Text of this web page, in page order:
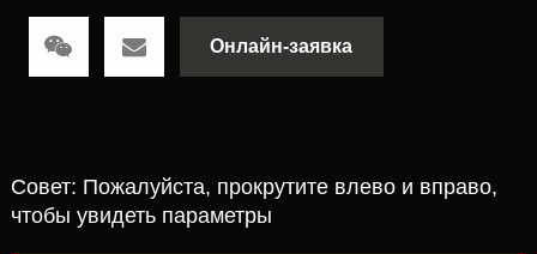
Онлайн-заявка
Совет: Пожалуйста, прокрутите влево и вправо,
чтобы увидеть параметры